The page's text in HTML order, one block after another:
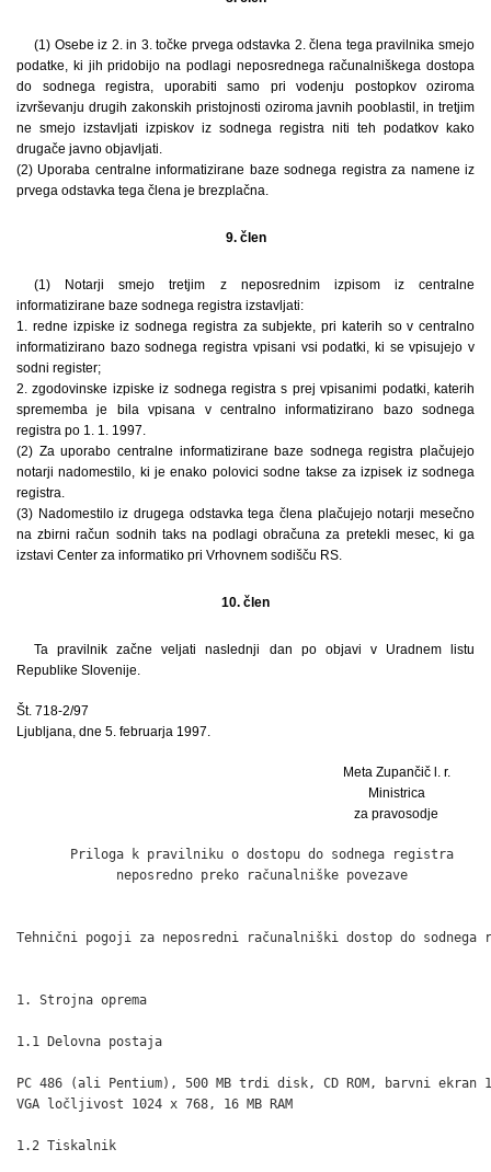
(1) Osebe iz 2. in 3. točke prvega odstavka 2. člena tega pravilnika smejo
podatke, ki jih pridobijo na podlagi neposrednega računalniškega dostopa
do sodnega registra, uporabiti samo pri vodenju postopkov oziroma
izvrševanju drugih zakonskih pristojnosti oziroma javnih pooblastil, in tretjim
ne smejo izstavljati izpiskov iz sodnega registra niti teh podatkov kako
drugače javno objavljati.
(2) Uporaba centralne informatizirane baze sodnega registra za namene iz
prvega odstavka tega člena je brezplačna.
9. člen
(1) Notarji smejo tretjim z neposrednim izpisom iz centralne
informatizirane baze sodnega registra izstavljati:
1. redne izpiske iz sodnega registra za subjekte, pri katerih so v centralno
informatizirano bazo sodnega registra vpisani vsi podatki, ki se vpisujejo v
sodni register;
2. zgodovinske izpiske iz sodnega registra s prej vpisanimi podatki, katerih
sprememba je bila vpisana v centralno informatizirano bazo sodnega
registra po 1. 1. 1997.
(2) Za uporabo centralne informatizirane baze sodnega registra plačujejo
notarji nadomestilo, ki je enako polovici sodne takse za izpisek iz sodnega
registra.
(3) Nadomestilo iz drugega odstavka tega člena plačujejo notarji mesečno
na zbirni račun sodnih taks na podlagi obračuna za pretekli mesec, ki ga
izstavi Center za informatiko pri Vrhovnem sodišču RS.
10. člen
Ta pravilnik začne veljati naslednji dan po objavi v Uradnem listu
Republike Slovenije.
Št. 718-2/97
Ljubljana, dne 5. februarja 1997.
Meta Zupančič l. r.
Ministrica
za pravosodje
       Priloga k pravilniku o dostopu do sodnega registra
             neposredno preko računalniške povezave
Tehnični pogoji za neposredni računalniški dostop do sodnega
1. Strojna oprema
1.1 Delovna postaja
PC 486 (ali Pentium), 500 MB trdi disk, CD ROM, barvni ekran
VGA ločljivost 1024 x 768, 16 MB RAM
1.2 Tiskalnik